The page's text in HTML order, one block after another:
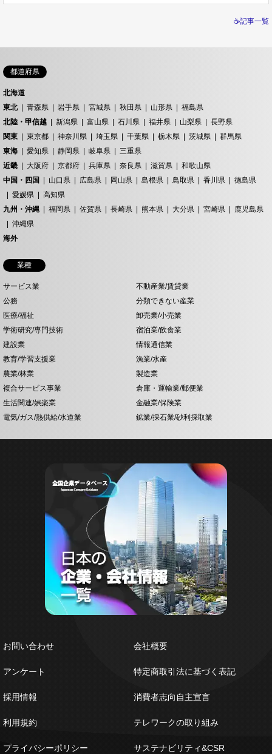
☕記事一覧
都道府県
北海道
東北
青森県 岩手県 宮城県 秋田県 山形県
福島県
北陸・甲信越
新潟県 富山県 石川県 福井県 山梨県
長野県
関東
東京都 神奈川県 埼玉県 千葉県 栃木県 茨城県
群馬県
東海
愛知県 静岡県 岐阜県
三重県
近畿
大阪府 京都府 兵庫県 奈良県 滋賀県
和歌山県
中国・四国
山口県 広島県 岡山県 島根県 鳥取県 香川県
徳島県
愛媛県
高知県
九州・沖縄
福岡県 佐賀県 長崎県 熊本県 大分県 宮崎県
鹿児島県
沖縄県
海外
業種
サービス業
不動産業/賃貸業
公務
分類できない産業
医療/福祉
卸売業/小売業
学術研究/専門技術
宿泊業/飲食業
建設業
情報通信業
教育/学習支援業
漁業/水産
農業/林業
製造業
複合サービス事業
倉庫・運輸業/郵便業
生活関連/娯楽業
金融業/保険業
電気/ガス/熱供給/水道業
鉱業/採石業/砂利採取業
お問い合わせ
アンケート
採用情報
利用規約
プライバシーポリシー
会社概要
特定商取引法に基づく表記
消費者志向自主宣言
テレワークの取り組み
サステナビリティ&CSR